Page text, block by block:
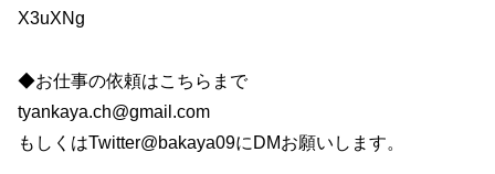
X3uXNg
◆お仕事の依頼はこちらまで
tyankaya.ch@gmail.com
もしくはTwitter@bakaya09にDMお願いします。